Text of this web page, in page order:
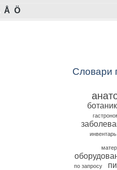
Å Ö
Словари
инвентарь
по запросу